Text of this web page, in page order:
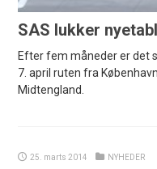
SAS lukker
Efter fem måneder er det
7. april ruten fra
Midtengland.
25. marts 2014 NYHEDER